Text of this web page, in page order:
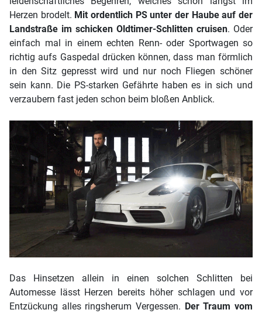
Herzen brodelt. Mit ordentlich PS unter der Haube auf der
Landstraße im schicken Oldtimer-Schlitten cruisen. Oder
einfach mal in einem echten Renn- oder Sportwagen so
richtig aufs Gaspedal drücken können, dass man förmlich
in den Sitz gepresst wird und nur noch Fliegen schöner
sein kann. Die PS-starken Gefährte haben es in sich und
verzaubern fast jeden schon beim bloßen Anblick.
Das Hinsetzen allein in einen solchen Schlitten bei
Automesse lässt Herzen bereits höher schlagen und vor
Entzückung alles ringsherum Vergessen. Der Traum vom